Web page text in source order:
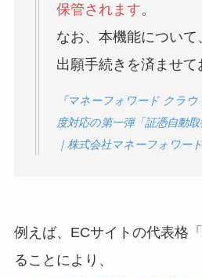
保管されます。
なお、本機能につい
出願手続きを済ませて
『マネーフォワード クラ
度対応の第一弾「証憑自動
｜株式会社マネーフォワー
例えば、ECサイトの代表格
ることにより、